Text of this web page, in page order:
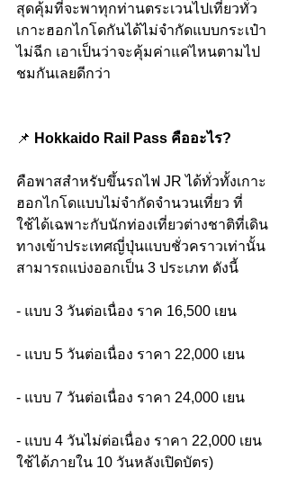
สุดคุ้มที่จะพาทุกท่านตระเวนไปเที่ยวทั่ว
เกาะฮอกไกโดกันได้ไม่จำกัดแบบกระเป๋า
ไม่ฉีก เอาเป็นว่าจะคุ้มค่าแค่ไหนตามไป
ชมกันเลยดีกว่า
📌 Hokkaido Rail Pass คืออะไร?
คือพาสสำหรับขึ้นรถไฟ JR ได้ทั่วทั้งเกาะ
ฮอกไกโดแบบไม่จำกัดจำนวนเที่ยว ที่
ใช้ได้เฉพาะกับนักท่องเที่ยวต่างชาติที่เดิน
ทางเข้าประเทศญี่ปุ่นแบบชั่วคราวเท่านั้น
สามารถแบ่งออกเป็น 3 ประเภท ดังนี้
- แบบ 3 วันต่อเนื่อง ราค 16,500 เยน
- แบบ 5 วันต่อเนื่อง ราคา 22,000 เยน
- แบบ 7 วันต่อเนื่อง ราคา 24,000 เยน
- แบบ 4 วันไม่ต่อเนื่อง ราคา 22,000 เยน
ใช้ได้ภายใน 10 วันหลังเปิดบัตร)